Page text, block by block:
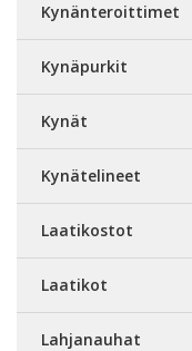
Kynänteroittimet
Kynäpurkit
Kynät
Kynätelineet
Laatikostot
Laatikot
Lahjanauhat